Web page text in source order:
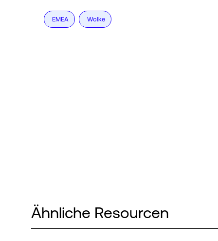
EMEA Wolke
Ähnliche Resourcen